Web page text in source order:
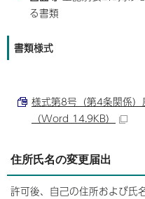
る書類
書類様式
様式第8号（第4条関係
（Word 14.9KB）
住所氏名の変更届出
許可後、自己の住所および氏